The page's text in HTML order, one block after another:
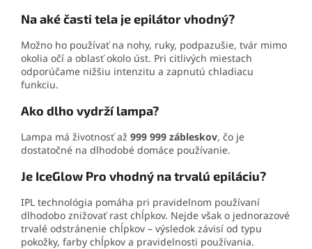
Na aké časti tela je epilátor vhodný?
Možno ho používať na nohy, ruky, podpazušie, tvár mimo
okolia očí a oblasť okolo úst. Pri citlivých miestach
odporúčame nižšiu intenzitu a zapnutú chladiacu
funkciu.
Ako dlho vydrží lampa?
Lampa má životnosť až 999 999 zábleskov, čo je
dostatočné na dlhodobé domáce používanie.
Je IceGlow Pro vhodný na trvalú epiláciu?
IPL technológia pomáha pri pravidelnom používaní
dlhodobo znižovať rast chĺpkov. Nejde však o jednorazové
trvalé odstránenie chĺpkov – výsledok závisí od typu
pokožky, farby chĺpkov a pravidelnosti používania.